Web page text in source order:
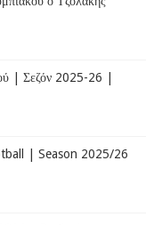
| Σεζόν 2025-26 |
| Season 2025/26